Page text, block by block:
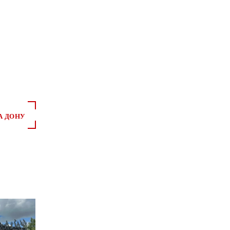
ДОНУ